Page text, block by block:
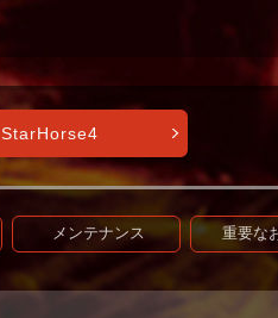
StarHorse4
メンテナンス 重要な